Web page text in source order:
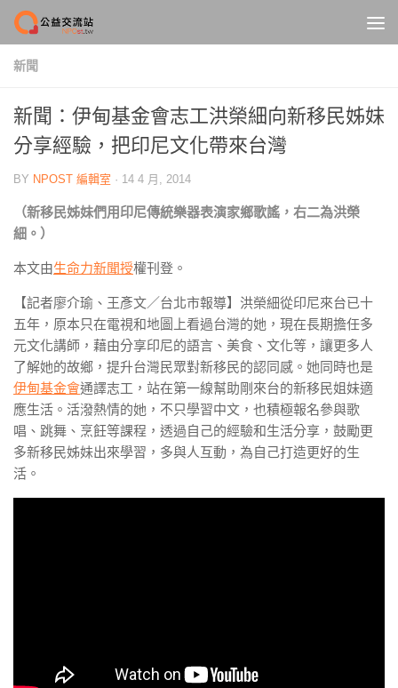
Skip to content
新聞
新聞：伊甸基金會志工洪榮細向新移民姊妹
分享經驗，把印尼文化帶來台灣
BY NPOST 編輯室 · 14 4 月, 2014
（新移民姊妹們用印尼傳統樂器表演家鄉歌謠，右二為洪榮
細。）
本文由生命力新聞授權刊登。
【記者廖介瑜、王彥文／台北市報導】洪榮細從印尼來台已十
五年，原本只在電視和地圖上看過台灣的她，現在長期擔任多
元文化講師，藉由分享印尼的語言、美食、文化等，讓更多人
了解她的故鄉，提升台灣民眾對新移民的認同感。她同時也是
伊甸基金會通譯志工，站在第一線幫助剛來台的新移民姐妹適
應生活。活潑熱情的她，不只學習中文，也積極報名參與歌
唱、跳舞、烹飪等課程，透過自己的經驗和生活分享，鼓勵更
多新移民姊妹出來學習，多與人互動，為自己打造更好的生
活。